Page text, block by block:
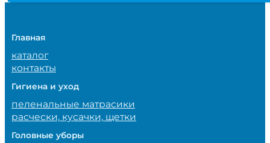
Главная
каталог
контакты
Гигиена и уход
пеленальные матрасики
расчески, кусачки, щетки
Головные уборы